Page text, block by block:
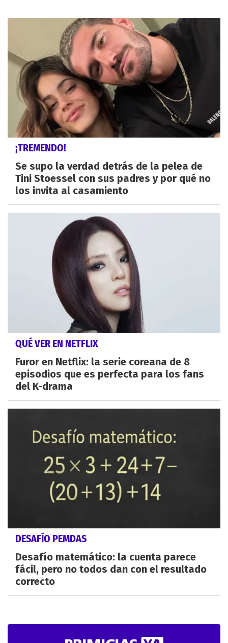
¡TREMENDO!
Se supo la verdad detrás de la pelea de
Tini Stoessel con sus padres y por qué no
los invita al casamiento
QUÉ VER EN NETFLIX
Furor en Netflix: la serie coreana de 8
episodios que es perfecta para los fans
del K-drama
DESAFÍO PEMDAS
Desafío matemático: la cuenta parece
fácil, pero no todos dan con el resultado
correcto